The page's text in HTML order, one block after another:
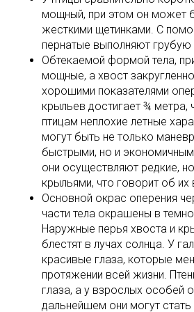
мощный, при этом он может
жесткими щетинками. С
пернатые выполняют грубую
Обтекаемой формой тела,
мощные, а хвост
хорошими показателями
крыльев достигает ¾ метра,
птицам неплохие летные
могут быть не только
быстрыми, но и
они осуществляют редкие,
крыльями, что говорит об их
Основной окрас оперения
части тела окрашены в
Наружные перья хвоста и
блестят в лучах солнца. У
красивые глаза, которые
протяжении всей жизни.
глаза, а у взрослых особей
дальнейшем они могут